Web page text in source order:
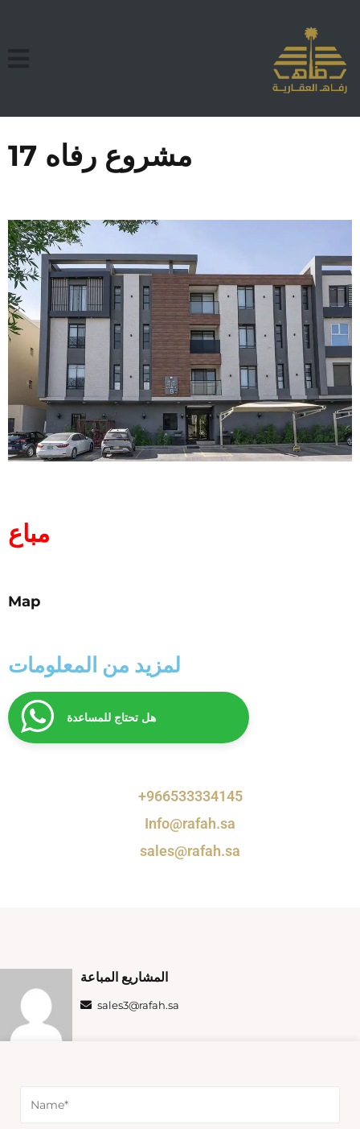
مشروع رفاه 17
مباع
Map
لمزيد من المعلومات
هل تحتاج للمساعدة
+966533334145
Info@rafah.sa
sales@rafah.sa
المشاريع المباعة
sales3@rafah.sa